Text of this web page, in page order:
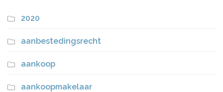
2020
aanbestedingsrecht
aankoop
aankoopmakelaar